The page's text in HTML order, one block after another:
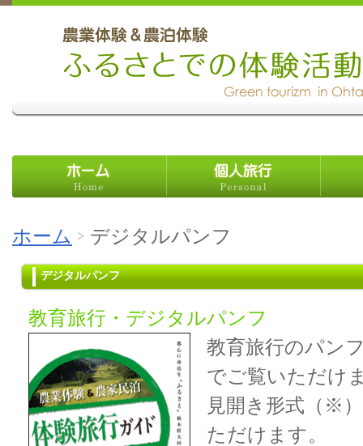
ホーム デジタルパンフ
デジタルパンフ
教育旅行・デジタルパンフ
教育旅行のパン
でご覧いただけ
見開き形式（※
ただけます。